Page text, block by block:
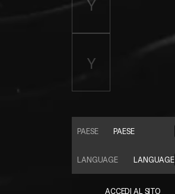
PAESE
PAESE
LANGUAGE
LANGUAGE
ACCEDI AL SITO